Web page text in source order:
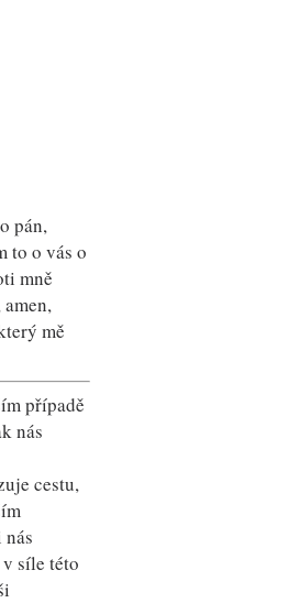
pán,
to o vás o
mně
mě
případě
nás
cestu,
síle této